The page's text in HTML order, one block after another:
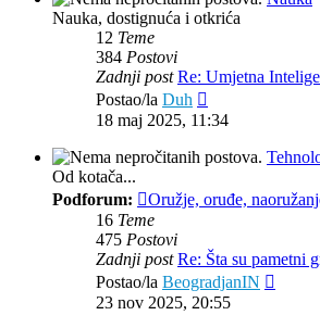
Nauka, dostignuća i otkrića
12 Teme
384 Postovi
Zadnji post Re: Umjetna
Postao/la Duh
post
18 maj 2025, 11:34
Od kotača...
Podforum:
Oružje, oruđe,
16 Teme
475 Postovi
Zadnji post Re: Šta su pametni
Postao/la BeogradjanIN
23 nov 2025, 20:55